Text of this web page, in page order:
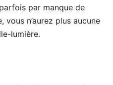
par manque de
n’aurez plus aucune
lumière.